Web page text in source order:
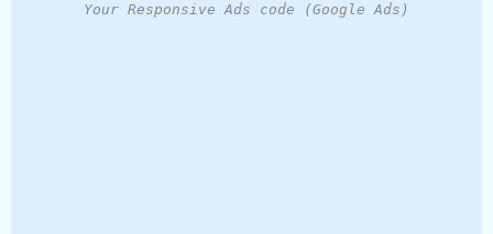
Your Responsive Ads code (Google Ads)